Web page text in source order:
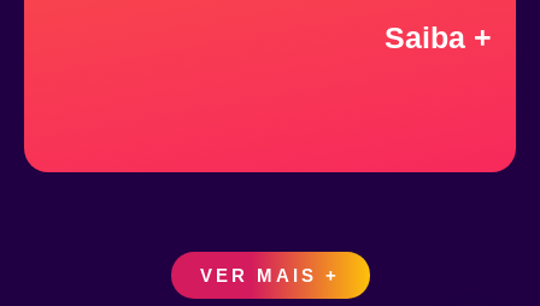
Saiba +
VER MAIS +